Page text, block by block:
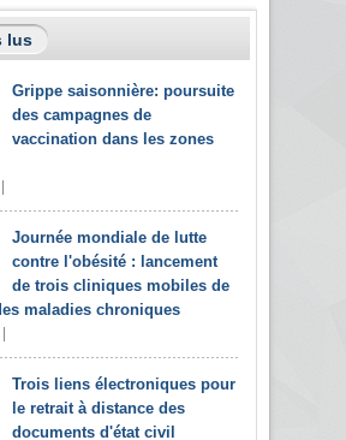
lus
Grippe saisonnière: poursuite
des campagnes de
vaccination dans les zones
Journée mondiale de lutte
contre l'obésité : lancement
de trois cliniques mobiles de
maladies chroniques
Trois liens électroniques pour
le retrait à distance des
documents d'état civil